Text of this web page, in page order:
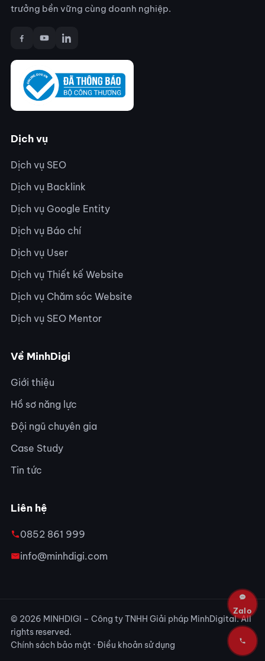
trưởng bền vững cùng doanh nghiệp.
Dịch vụ
Dịch vụ SEO
Dịch vụ Backlink
Dịch vụ Google Entity
Dịch vụ Báo chí
Dịch vụ User
Dịch vụ Thiết kế Website
Dịch vụ Chăm sóc Website
Dịch vụ SEO Mentor
Về MinhDigi
Giới thiệu
Hồ sơ năng lực
Đội ngũ chuyên gia
Case Study
Tin tức
Liên hệ
0852 861 999
info@minhdigi.com
© 2026 MINHDIGI – Công ty TNHH Giải pháp MinhDigital. All
rights reserved.
Chính sách bảo mật · Điều khoản sử dụng